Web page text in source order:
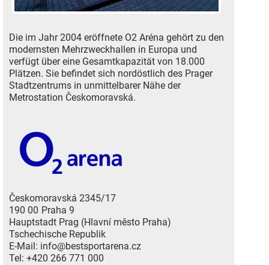
Die im Jahr 2004 eröffnete O2 Aréna gehört zu den
modernsten Mehrzweckhallen in Europa und
verfügt über eine Gesamtkapazität von 18.000
Plätzen. Sie befindet sich nordöstlich des Prager
Stadtzentrums in unmittelbarer Nähe der
Metrostation Českomoravská.
Českomoravská 2345/17
190 00 Praha 9
Hauptstadt Prag (Hlavní město Praha)
Tschechische Republik
E-Mail: info@bestsportarena.cz
Tel: +420 266 771 000